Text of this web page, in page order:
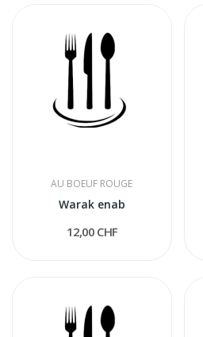
AU BOEUF ROUGE
Warak enab
12,00 CHF